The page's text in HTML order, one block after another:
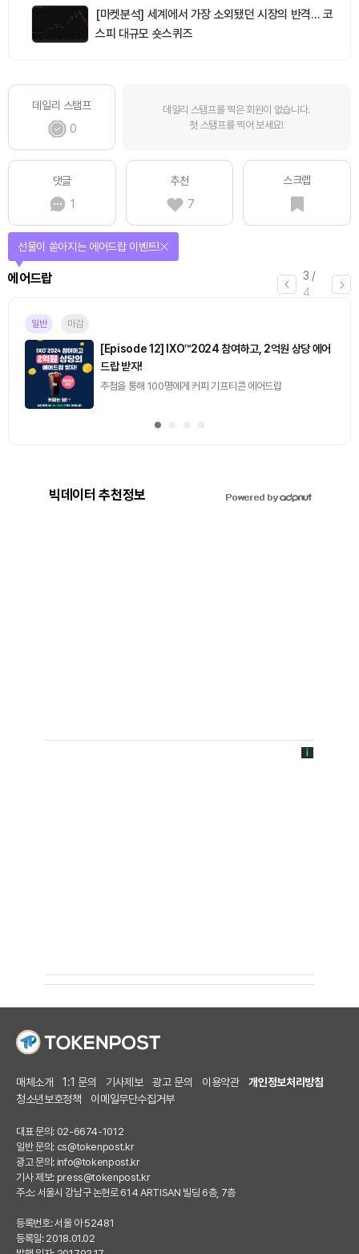
[마켓분석] 세계에서 가장 소외됐던 시장의 반격… 코
스피 대규모 숏스퀴즈
데일리 스탬프
0
데일리 스탬프를 찍은 회원이 없습니다.
첫 스탬프를 찍어 보세요!
댓글
1
추천
7
스크랩
3 /
4
에어드랍
선물이 쏟아지는 에어드랍 이벤트!
일반 마감
[Episode 12] IXO™2024 참여하고, 2억원 상당 에어
드랍 받자!
추첨을 통해 100명에게 커피 기프티콘 에어드랍
빅데이터 추천정보
매체소개 1:1 문의 기사제보 광고 문의 이용약관
개인정보처리방침
청소년보호정책
이메일무단수집거부
대표 문의: 02-6674-1012
일반 문의: cs@tokenpost.kr
광고 문의: info@tokenpost.kr
기사 제보: press@tokenpost.kr
주소: 서울시 강남구 논현로 614 ARTISAN 빌딩 6층, 7층
등록번호: 서울 아 52481
등록일: 2018.01.02